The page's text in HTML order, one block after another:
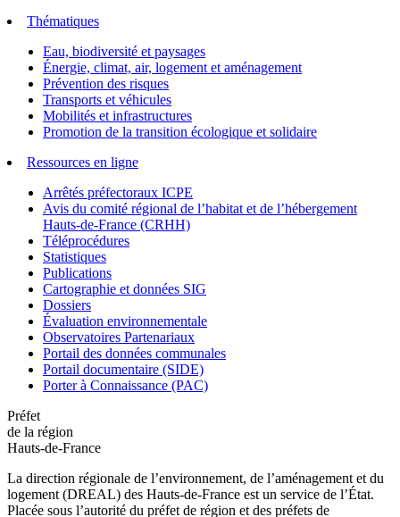
Thématiques
Eau, biodiversité et paysages
Énergie, climat, air, logement et aménagement
Prévention des risques
Transports et véhicules
Mobilités et infrastructures
Promotion de la transition écologique et solidaire
Ressources en ligne
Arrêtés préfectoraux ICPE
Avis du comité régional de l’habitat et de l’hébergement
Hauts-de-France (CRHH)
Téléprocédures
Statistiques
Publications
Cartographie et données SIG
Dossiers
Évaluation environnementale
Observatoires Partenariaux
Portail des données communales
Portail documentaire (SIDE)
Porter à Connaissance (PAC)
Préfet
de la région
Hauts-de-France
La direction régionale de l’environnement, de l’aménagement et du
logement (DREAL) des Hauts-de-France est un service de l’État.
Placée sous l’autorité du préfet de région et des préfets de